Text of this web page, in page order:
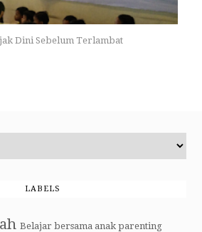
Dini Sebelum Terlambat
LABELS
Belajar bersama anak parenting